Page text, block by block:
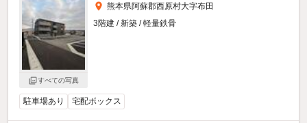
すべての写真
熊本県阿蘇郡西原村大字布田
3階建 / 新築 / 軽量鉄骨
駐車場あり 宅配ボックス